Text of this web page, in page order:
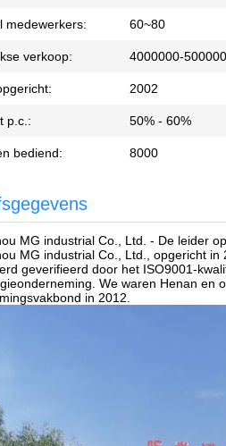
medewerkers: 60~80
verkoop: 4000000-
2002
p.c.: 50% - 60%
bediend: 8000
MG industrial Co., Ltd. - De leider
MG industrial Co., Ltd., opgericht
geverifieerd door het ISO9001-
We waren Henan en
in 2012.